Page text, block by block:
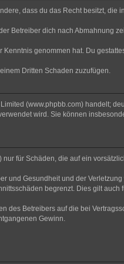
dass du das Recht besitzt, die
Betreiber dich nach Abmahnung
genommen hat. Du
Dritten Schaden zuzufügen.
(www.phpbb.com) handelt;
wird. Sie können
für Schäden, die auf ein
und Gesundheit und der
begrenzt. Dies gilt auch
des Betreibers auf die bei
Gewinn.